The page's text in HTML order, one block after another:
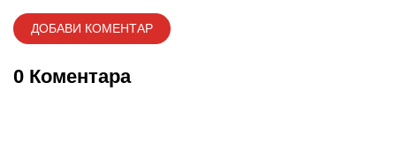
0 Коментара